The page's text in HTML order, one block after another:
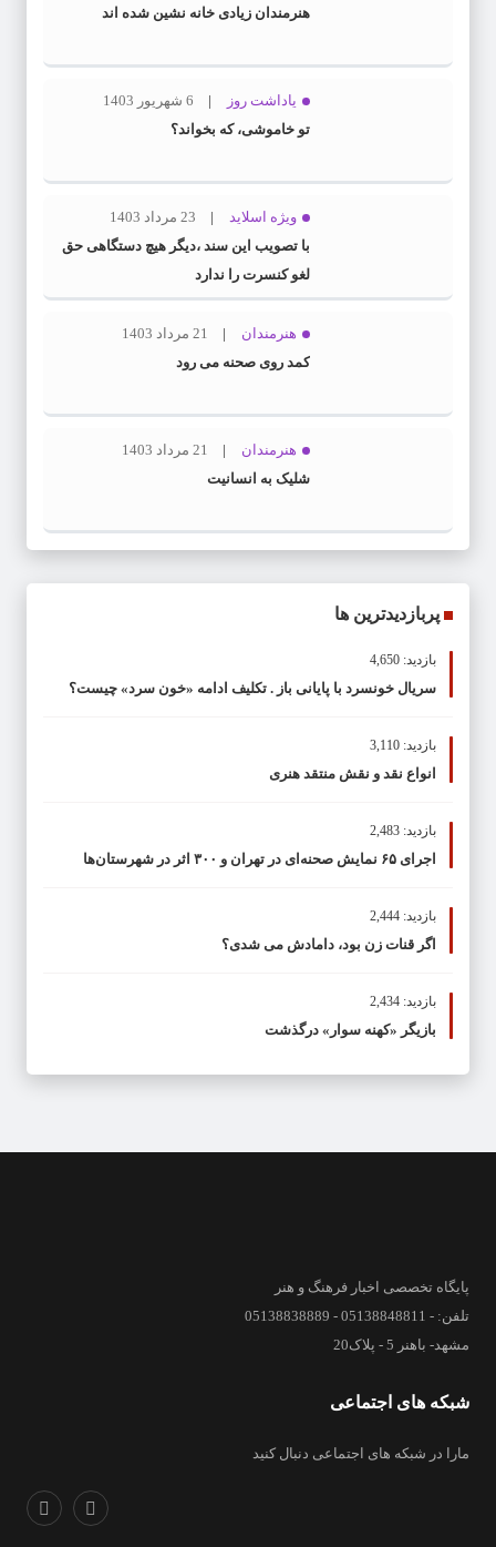
هنرمندان زیادی خانه نشین شده اند
یاداشت روز
6 شهریور 1403
تو خاموشی، که بخواند؟
ویژه اسلاید
23 مرداد 1403
با تصویب این سند ،دیگر هیچ دستگاهی حق
لغو کنسرت را ندارد
هنرمندان
21 مرداد 1403
کمد روی صحنه می رود
هنرمندان
21 مرداد 1403
شلیک به انسانیت
پربازدیدترین ها
بازدید: 4,650
سریال خونسرد با پایانی باز . تکلیف ادامه «خون سرد» چیست؟
بازدید: 3,110
انواع نقد و نقش منتقد هنری
بازدید: 2,483
اجرای ۶۵ نمایش صحنه‌ای در تهران و ۳۰۰ اثر در شهرستان‌ها
بازدید: 2,444
اگر قنات زن بود، دامادش می شدی؟
بازدید: 2,434
بازیگر «کهنه سوار» درگذشت
پایگاه تخصصی اخبار فرهنگ و هنر
تلفن: - 05138848811 - 05138838889
مشهد- باهنر 5 - پلاک20
شبکه های اجتماعی
مارا در شبکه های اجتماعی دنبال کنید